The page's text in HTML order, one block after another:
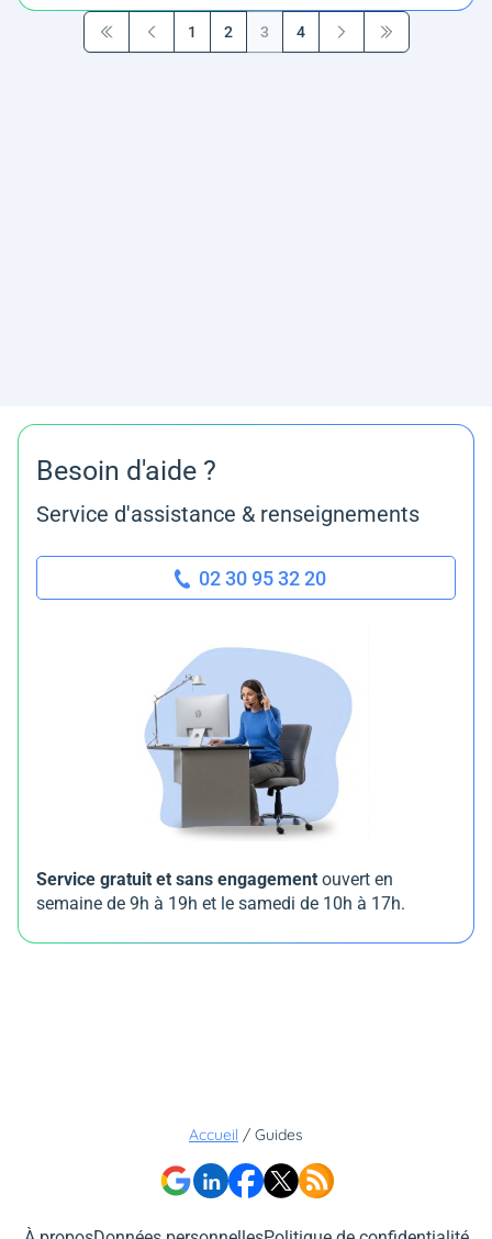
Première page
Précédent
1 2 3 4
SuivantDernière page
Besoin d'aide ?
Service d'assistance & renseignements
02 30 95 32 20
Service gratuit et sans engagement ouvert en
semaine de 9h à 19h et le samedi de 10h à 17h.
Accueil / Guides